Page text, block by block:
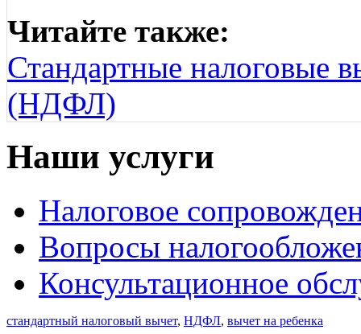
Читайте также:
Стандартные налоговые
(НДФЛ)
Наши услуги
Налоговое
Вопросы
Консультационное
стандартный налоговый вычет, НДФЛ, вычет на ребенка